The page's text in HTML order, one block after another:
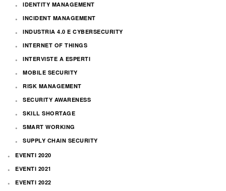
IDENTITY MANAGEMENT
INCIDENT MANAGEMENT
INDUSTRIA 4.0 E CYBERSECURITY
INTERNET OF THINGS
INTERVISTE A ESPERTI
MOBILE SECURITY
RISK MANAGEMENT
SECURITY AWARENESS
SKILL SHORTAGE
SMART WORKING
SUPPLY CHAIN SECURITY
EVENTI 2020
EVENTI 2021
EVENTI 2022